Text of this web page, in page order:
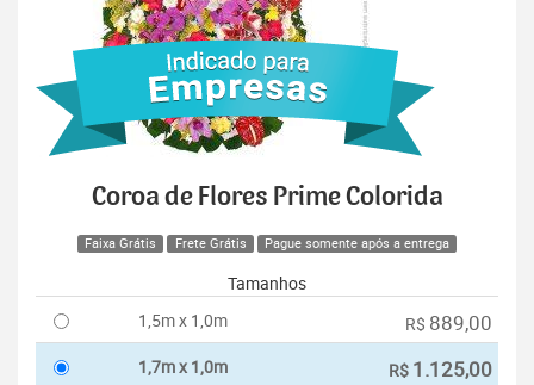
Coroa de Flores Prime Colorida
Faixa Grátis Frete Grátis Pague somente após a entrega
Tamanhos
1,5m x 1,0m
R$ 889,00
1,7m x 1,0m R$ 1.125,00